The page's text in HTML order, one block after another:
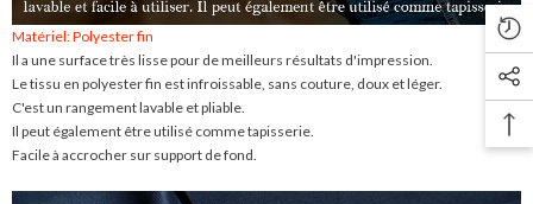
Matériel: Polyester fin
Il a une surface très lisse pour de meilleurs résultats d'impression.
Le tissu en polyester fin est infroissable, sans couture, doux et léger.
C'est un rangement lavable et pliable.
Il peut également être utilisé comme tapisserie.
Facile à accrocher sur support de fond.